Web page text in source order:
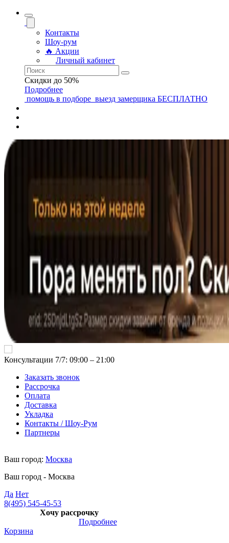
Контакты
Шоу-рум
🔥 Акции
Личный кабинет
Скидки до 50%
Подробнее
помощь в подборе выезд замерщика БЕСПЛАТНО
Консультации 7/7: 09:00 ‒ 21:00
Заказать звонок
Рассрочка
Оплата
Доставка
Укладка
Контакты / Шоу-Рум
Партнеры
Ваш город: Москва
Ваш город - Москва
Да Нет
8(495) 545-45-53
Хочу рассрочку
Подробнее
Корзина